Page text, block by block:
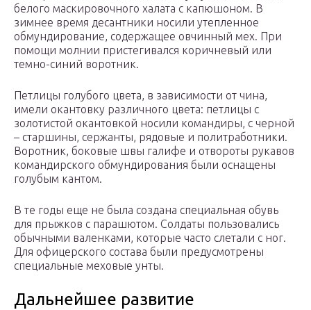
белого маскировочного халата с капюшоном. В
зимнее время десантники носили утепленное
обмундирование, содержащее овчинный мех. При
помощи молнии пристегивался коричневый или
темно-синий воротник.
Петлицы голубого цвета, в зависимости от чина,
имели окантовку различного цвета: петлицы с
золотистой окантовкой носили командиры, с черной
– старшины, сержанты, рядовые и политработники.
Воротник, боковые швы галифе и отвороты рукавов
командирского обмундирования были оснащены
голубым кантом.
В те годы еще не была создана специальная обувь
для прыжков с парашютом. Солдаты пользовались
обычными валенками, которые часто слетали с ног.
Для офицерского состава были предусмотрены
специальные меховые унты.
Дальнейшее развитие